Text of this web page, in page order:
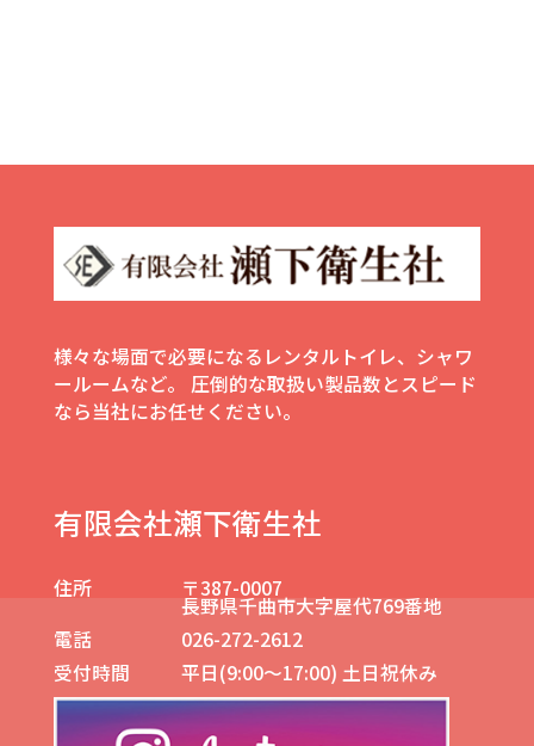
様々な場面で必要になるレンタルトイレ、シャワ
ールームなど。 圧倒的な取扱い製品数とスピード
なら当社にお任せください。
有限会社瀬下衛生社
住所 〒387-0007
長野県千曲市大字屋代769番地
電話
026-272-2612
受付時間
平日(9:00～17:00) 土日祝休み